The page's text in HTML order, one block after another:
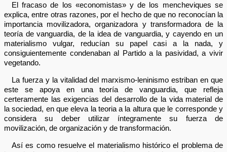
El fracaso de los «economistas» y de los mencheviques se
explica, entre otras razones, por el hecho de que no reconocían la
importancia movilizadora, organizadora y transformadora de la
teoría de vanguardia, de la idea de vanguardia, y cayendo en un
materialismo vulgar, reducían su papel casi a la nada, y
consiguientemente condenaban al Partido a la pasividad, a vivir
vegetando.
La fuerza y la vitalidad del marxismo-leninismo estriban en que
este se apoya en una teoría de vanguardia, que refleja
certeramente las exigencias del desarrollo de la vida material de
la sociedad, en que eleva la teoria a la altura que le corresponde y
considera su deber utilizar íntegramente su fuerza de
movilización, de organización y de transformación.
Así es como resuelve el materialismo histórico el problema de